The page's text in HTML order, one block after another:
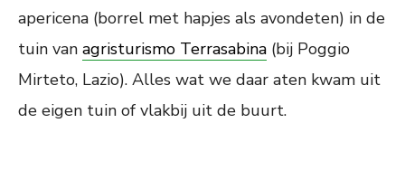
apericena (borrel met hapjes als avondeten) in de
tuin van agristurismo Terrasabina (bij Poggio
Mirteto, Lazio). Alles wat we daar aten kwam uit
de eigen tuin of vlakbij uit de buurt.